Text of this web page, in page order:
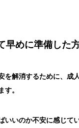
早めに準備した
を解消するために、成
。
いいのか不安に感じて